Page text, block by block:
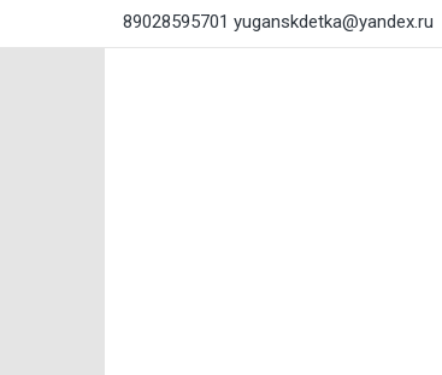
89028595701 yuganskdetka@yandex.ru